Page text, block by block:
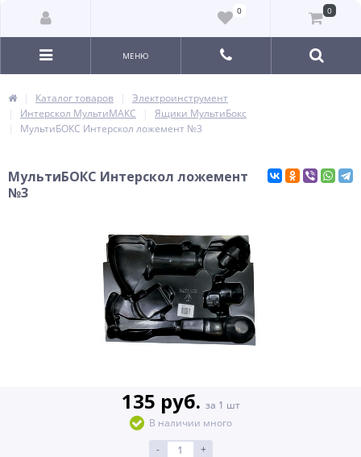
0 0
МЕНЮ
Каталог товаров
Электроинструмент
Интерскол МультиМАКС
Ящики МультиБокс
МультиБОКС Интерскол ложемент №3
МультиБОКС Интерскол ложемент
№3
135 руб. за 1 шт
В наличии много
-
+